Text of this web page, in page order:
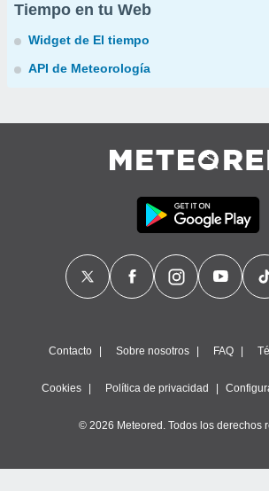
Tiempo en tu Web
Widget de El tiempo
API de Meteorología
Contacto Sobre nosotros FAQ
Cookies Política de privacidad
© 2026 Meteored. Todos los derechos